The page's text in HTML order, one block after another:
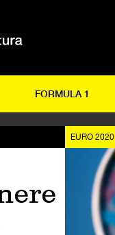
FORMULA 1
EURO 2020